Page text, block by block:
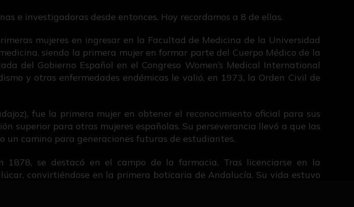
e investigadoras desde entonces. Hoy recordamos a 8 de ellas.
mujeres en ingresar en la Facultad de Medicina de la Universidad
siendo la primera mujer en formar parte del Cuerpo Médico de la
del Gobierno Español en el Congreso Women’s Medical International
y otras enfermedades endémicas le valió, en 1973, la Orden Civil de
fue la primera mujer en obtener el reconocimiento oficial para sus
superior para otras mujeres españolas. Su perseverancia llevó a que las
un camino para generaciones futuras de estudiantes.
1878, se destacó en el campo de la farmacia. Tras licenciarse en la
convirtiéndose en la primera boticaria de Andalucía. Su vida estuvo